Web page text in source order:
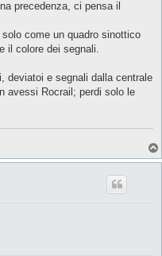
precedenza, ci pensa il
come un quadro sinottico
il colore dei segnali.
deviatoi e segnali dalla centrale
avessi Rocrail; perdi solo le